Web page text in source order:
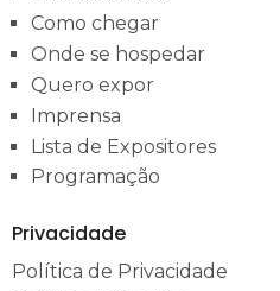
Como chegar
Onde se hospedar
Quero expor
Imprensa
Lista de Expositores
Programação
Privacidade
Política de Privacidade